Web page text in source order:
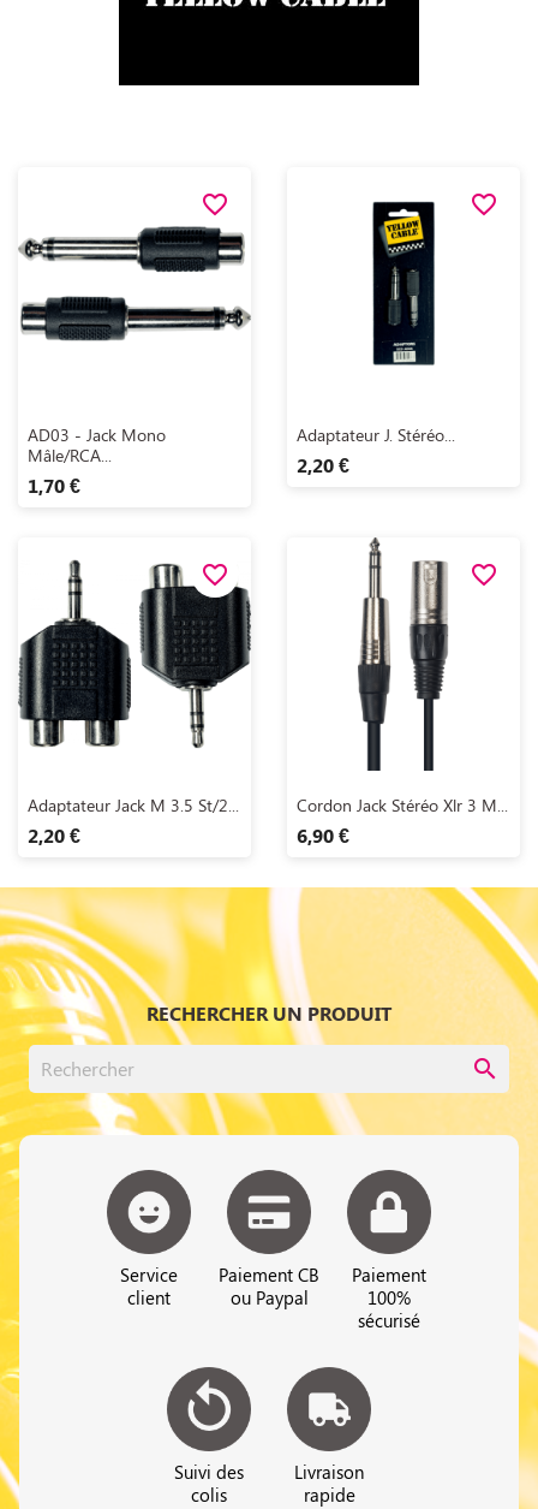
 Aperçu rapide
AD03 - Jack Mono
Mâle/RCA...
1,70 €
favorite_border
 Aperçu rapide
Adaptateur J. Stéréo...
2,20 €
favorite_border
 Aperçu rapide
Adaptateur Jack M 3.5 St/2...
2,20 €
favorite_border
 Aperçu rapide
Cordon Jack Stéréo Xlr 3 M...
6,90 €
favorite_border
RECHERCHER UN PRODUIT
search
Service
client
Paiement CB
ou Paypal
Paiement
100%
sécurisé
Suivi des
colis
Livraison
rapide